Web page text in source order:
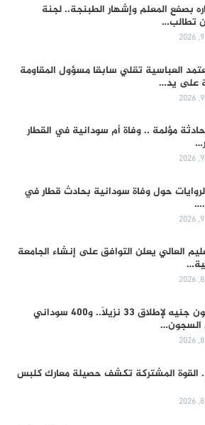
بصفع المعلم وإشهار الطبنجة.. لجنة
تطالب…
العباسية تقلي سابقا مسؤول المقاومة
على يد…
مؤلمة .. وفاة أم سودانية في القطار
حول وفاة سودانية بحادث قطار في
العالي يعلن التوافق على إنشاء الجامعة
165 مليون جنيه لإطلاق 33 نزيلاً.. و400 سوداني
السجون…
القوة المشتركة تكشف حصيلة معارك كلبس